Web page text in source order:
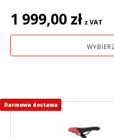
1 999,00 zł z VAT
Ten
Darmowa dostawa